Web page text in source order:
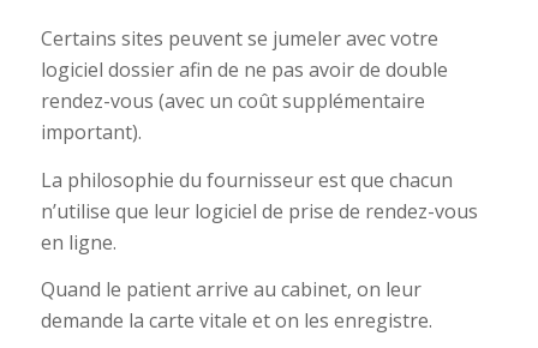
Certains sites peuvent se jumeler avec votre
logiciel dossier afin de ne pas avoir de double
rendez-vous (avec un coût supplémentaire
important).
La philosophie du fournisseur est que chacun
n’utilise que leur logiciel de prise de rendez-vous
en ligne.
Quand le patient arrive au cabinet, on leur
demande la carte vitale et on les enregistre.